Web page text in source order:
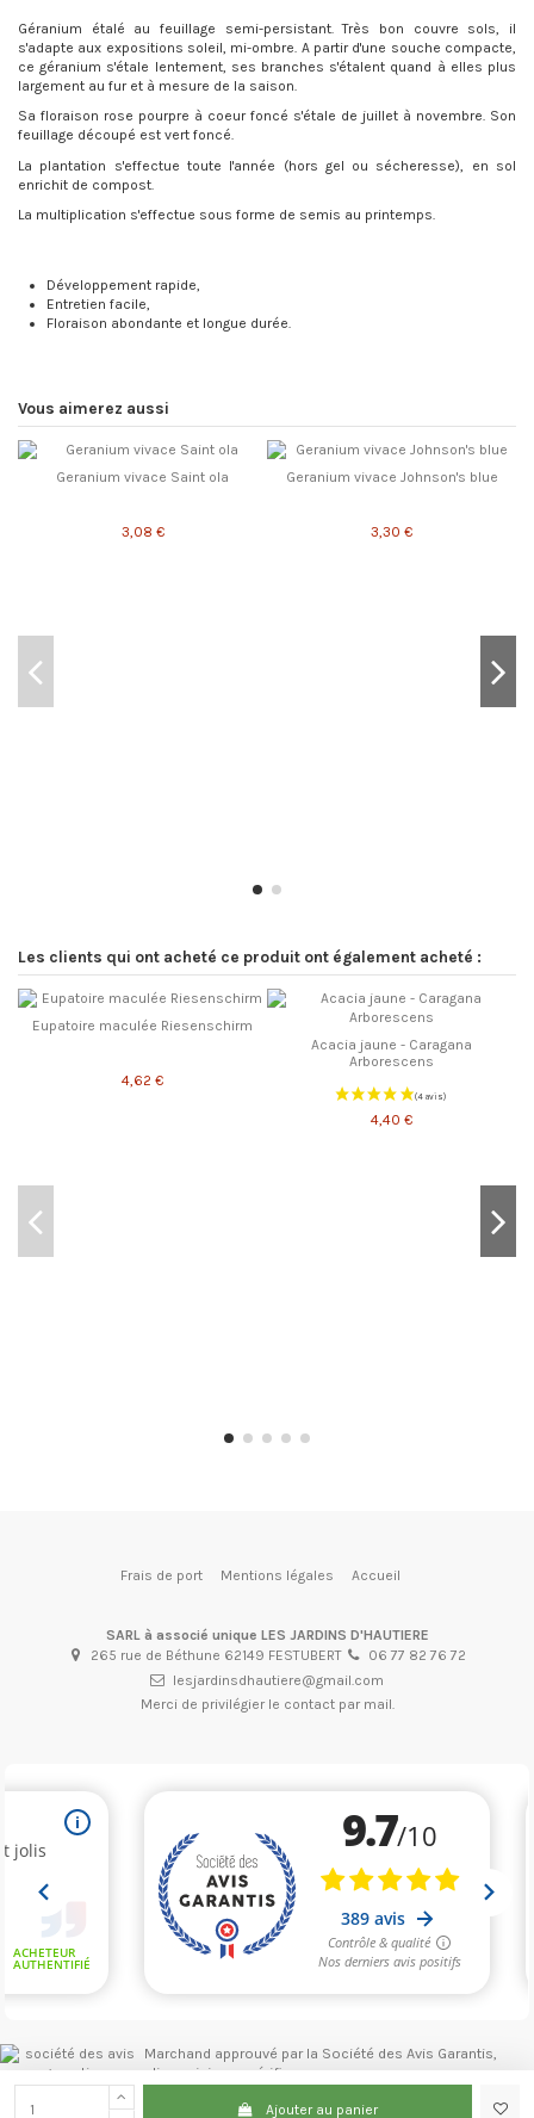
Ajouter au panier
Géranium étalé au feuillage semi-persistant. Très bon couvre sols, il
s'adapte aux expositions soleil, mi-ombre. A partir d'une souche compacte,
ce géranium s'étale lentement, ses branches s'étalent quand à elles plus
largement au fur et à mesure de la saison.
Sa floraison rose pourpre à coeur foncé s'étale de juillet à novembre. Son
feuillage découpé est vert foncé.
La plantation s'effectue toute l'année (hors gel ou sécheresse), en sol
enrichit de compost.
La multiplication s'effectue sous forme de semis au printemps.
Développement rapide,
Entretien facile,
Floraison abondante et longue durée.
Vous aimerez aussi
Geranium vivace Saint ola
3,08 €
Geranium vivace Johnson's blue
3,30 €
Les clients qui ont acheté ce produit ont également acheté :
Eupatoire maculée Riesenschirm
4,62 €
Acacia jaune - Caragana
Arborescens
4,40 €
Frais de port Mentions légales Accueil
SARL à associé unique LES JARDINS D'HAUTIERE
265 rue de Béthune 62149 FESTUBERT
06 77 82 76 72
lesjardinsdhautiere@gmail.com
Merci de privilégier le contact par mail.
Marchand approuvé par la Société des Avis Garantis,
cliquez ici pour vérifier